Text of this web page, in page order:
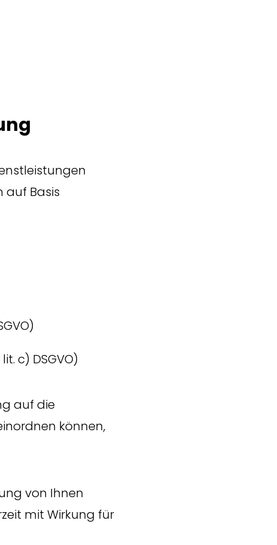
auf Basis
c) DSGVO)
auf die
können,
von Ihnen
mit Wirkung für